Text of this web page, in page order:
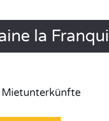
la Franqui
Mietunterkünfte